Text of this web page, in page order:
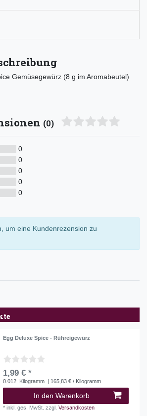
Gemüsegewürz (8 g im Aromabeutel)
(0)
0
0
0
0
0
um eine Kundenrezension zu
Egg Deluxe Spice - Rühreigewürz
1,99 € *
0.012 Kilogramm | 165,83 € / Kilogramm
In den Warenkorb
*inkl. ges. MwSt. zzgl.Versandkosten